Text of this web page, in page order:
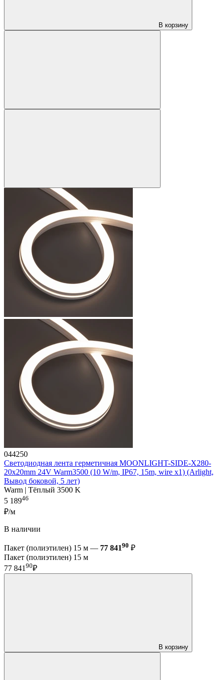
В корзину
044250
Светодиодная лента герметичная MOONLIGHT-SIDE-X280-
20x20mm 24V Warm3500 (10 W/m, IP67, 15m, wire x1) (Arlight,
Вывод боковой, 5 лет)
Warm | Тёплый 3500 K
5 18946
₽/м
В наличии
Пакет (полиэтилен) 15 м — 77 84190 ₽
Пакет (полиэтилен) 15 м
77 841 90₽
В корзину